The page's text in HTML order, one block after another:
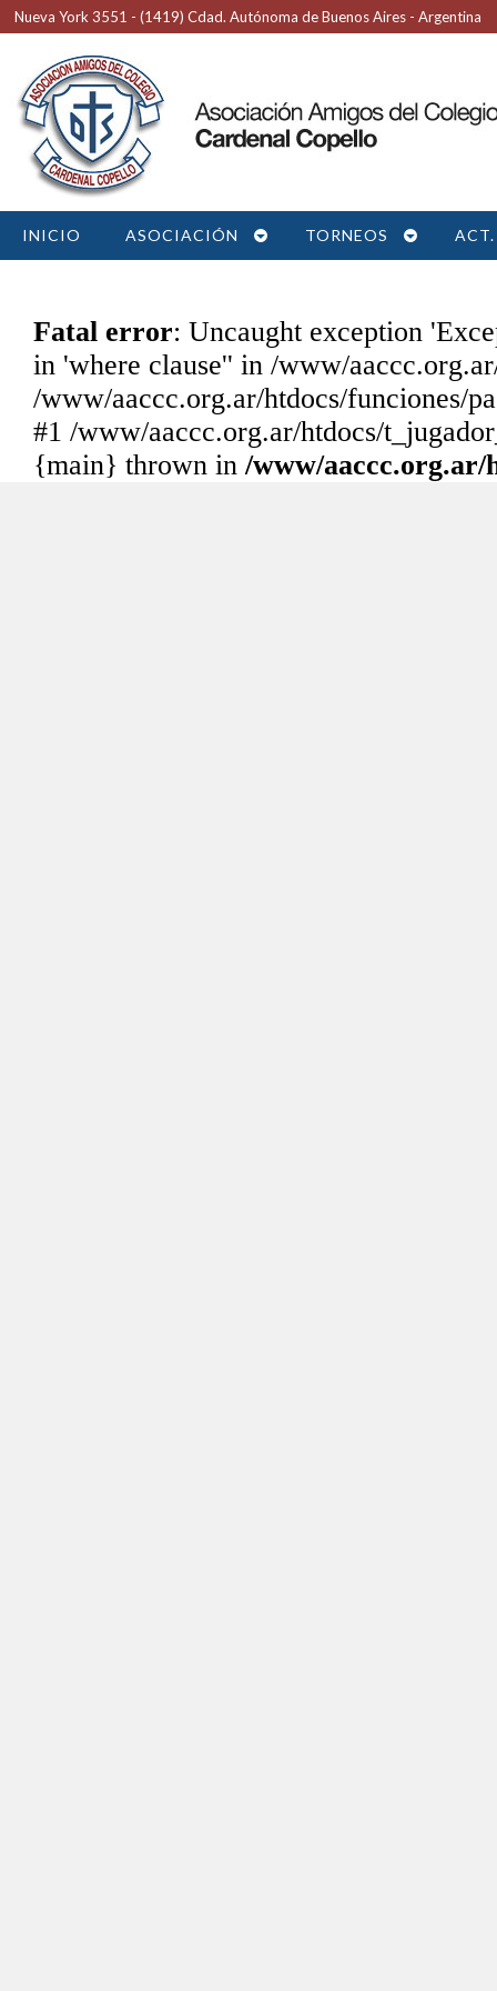
Nueva York 3551 - (1419) Cdad. Autónoma de Buenos Aires - Argentina
INICIO ASOCIACIÓN TORNEOS
Fatal error: Uncaught exception
in 'where clause'' in /www/
/www/aaccc.org.ar/htdocs/funciones/
#1 /www/aaccc.org.ar/htdocs/
{main} thrown in /www/aaccc.org.ar/